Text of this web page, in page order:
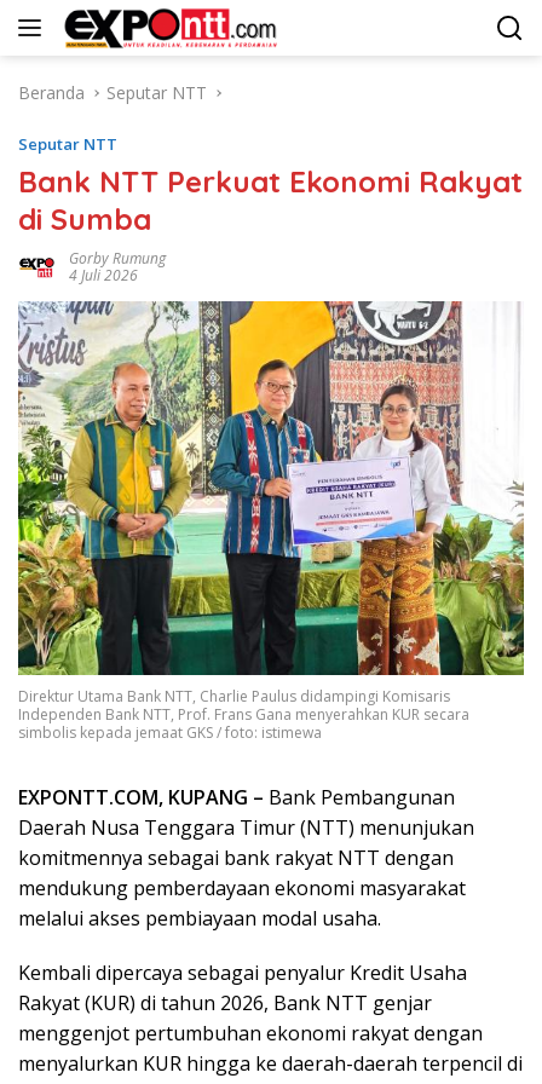
Langsung
Beranda
Seputar NTT
Seputar NTT
Bank NTT Perkuat Ekonomi Rakyat
di Sumba
Gorby Rumung
4 Juli 2026
Direktur Utama Bank NTT, Charlie Paulus didampingi Komisaris
Independen Bank NTT, Prof. Frans Gana menyerahkan KUR secara
simbolis kepada jemaat GKS / foto: istimewa
EXPONTT.COM, KUPANG – Bank Pembangunan
Daerah Nusa Tenggara Timur (NTT) menunjukan
komitmennya sebagai bank rakyat NTT dengan
mendukung pemberdayaan ekonomi masyarakat
melalui akses pembiayaan modal usaha.
Kembali dipercaya sebagai penyalur Kredit Usaha
Rakyat (KUR) di tahun 2026, Bank NTT genjar
menggenjot pertumbuhan ekonomi rakyat dengan
menyalurkan KUR hingga ke daerah-daerah terpencil di